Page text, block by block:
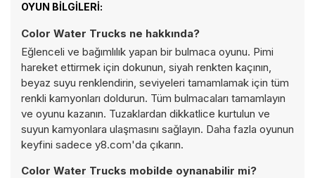
OYUN BILGILERI:
Color Water Trucks ne hakkında?
Eğlenceli ve bağımlılık yapan bir bulmaca oyunu. Pimi
hareket ettirmek için dokunun, siyah renkten kaçının,
beyaz suyu renklendirin, seviyeleri tamamlamak için tüm
renkli kamyonları doldurun. Tüm bulmacaları tamamlayın
ve oyunu kazanın. Tuzaklardan dikkatlice kurtulun ve
suyun kamyonlara ulaşmasını sağlayın. Daha fazla oyunun
keyfini sadece y8.com'da çıkarın.
Color Water Trucks mobilde oynanabilir mi?